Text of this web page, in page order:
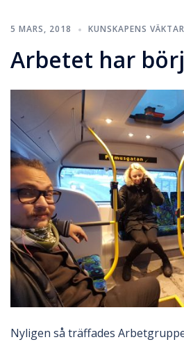
5 MARS, 2018 KUNSKAPENS
Arbetet har
Nyligen så träffades